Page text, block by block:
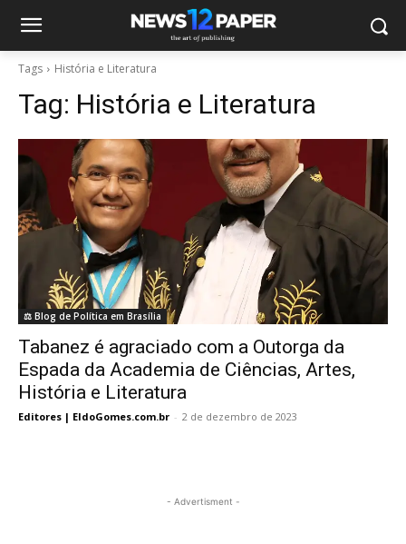
Tags História e Literatura
Tag: História e Literatura
⚖️ Blog de Política em Brasília
Tabanez é agraciado com a Outorga da
Espada da Academia de Ciências, Artes,
História e Literatura
Editores | EldoGomes.com.br - 2 de dezembro de 2023
- Advertisment -